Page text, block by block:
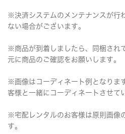
※決済システムのメンテナンスが行
ない場合がございます。
※商品が到着しましたら、同梱され
元に商品のご確認をお願いします。
※画像はコーディネート例となりま
客様と一緒にコーディネートさせて
※宅配レンタルのお客様は原則画像
す。